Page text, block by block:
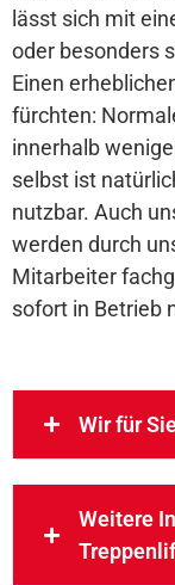
lässt sich mit
oder besonders
Einen
fürchten:
innerhalb
selbst ist
nutzbar. Auch
werden durch
Mitarbeiter
sofort in Betrieb
Wir für
Weitere